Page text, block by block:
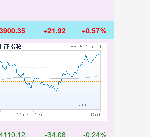
+21.92 +0.57%
-34.08 -0.24%